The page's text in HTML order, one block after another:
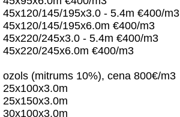
45x120/145/195x3.0 - 5.4m €400/m3
45x120/145/195x6.0m €400/m3
45x220/245x3.0 - 5.4m €400/m3
45x220/245x6.0m €400/m3
ozols (mitrums 10%), cena 800€/m3
25x100x3.0m
25x150x3.0m
30x100x3.0m